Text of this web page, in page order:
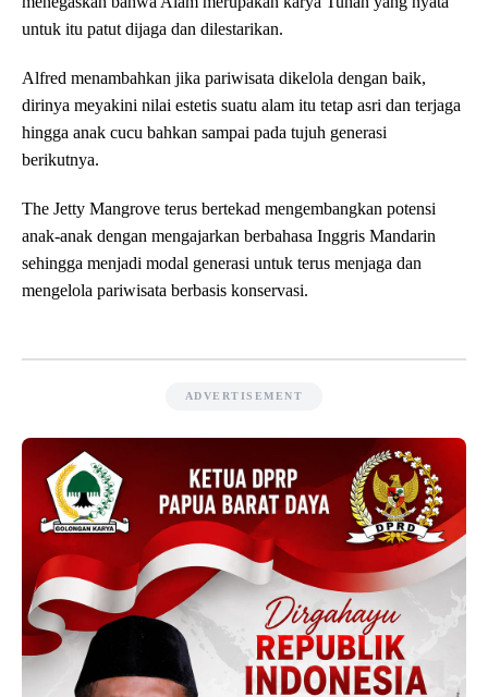
untuk itu patut dijaga dan dilestarikan.
Alfred menambahkan jika pariwisata dikelola dengan baik,
dirinya meyakini nilai estetis suatu alam itu tetap asri dan terjaga
hingga anak cucu bahkan sampai pada tujuh generasi
berikutnya.
The Jetty Mangrove terus bertekad mengembangkan potensi
anak-anak dengan mengajarkan berbahasa Inggris Mandarin
sehingga menjadi modal generasi untuk terus menjaga dan
mengelola pariwisata berbasis konservasi.
ADVERTISEMENT